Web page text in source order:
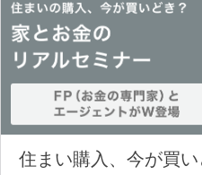
住まい購入、今が買